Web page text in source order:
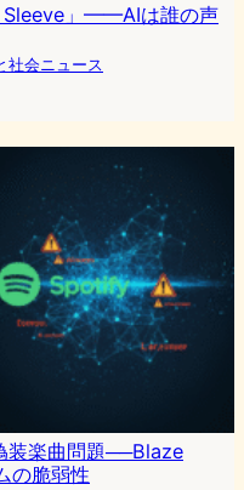
」——AIは誰の声
社会ニュース
装楽曲問題──Blaze
の脆弱性